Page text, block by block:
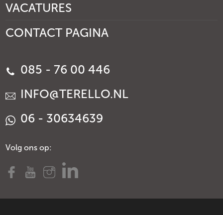
VACATURES
CONTACT PAGINA
085 - 76 00 446
INFO@TERELLO.NL
06 - 30634639
Volg ons op: